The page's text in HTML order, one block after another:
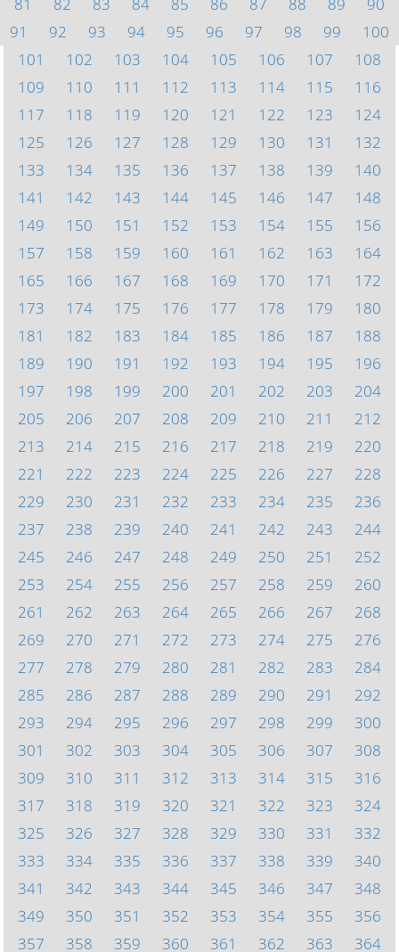
91
92 93 94 95 96 97 98 99
100
101
102 103 104 105 106 107
108
109
110 111 112 113 114 115
116
117
118 119 120 121 122 123
124
125
126 127 128 129 130 131
132
133
134 135 136 137 138 139
140
141
142 143 144 145 146 147
148
149
150 151 152 153 154 155
156
157
158 159 160 161 162 163
164
165
166 167 168 169 170 171
172
173
174 175 176 177 178 179
180
181
182 183 184 185 186 187
188
189
190 191 192 193 194 195
196
197
198 199 200 201 202 203
204
205
206 207 208 209 210 211
212
213
214 215 216 217 218 219
220
221
222 223 224 225 226 227
228
229
230 231 232 233 234 235
236
237
238 239 240 241 242 243
244
245
246 247 248 249 250 251
252
253
254 255 256 257 258 259
260
261
262 263 264 265 266 267
268
269
270 271 272 273 274 275
276
277
278 279 280 281 282 283
284
285
286 287 288 289 290 291
292
293
294 295 296 297 298 299
300
301
302 303 304 305 306 307
308
309
310 311 312 313 314 315
316
317
318 319 320 321 322 323
324
325
326 327 328 329 330 331
332
333
334 335 336 337 338 339
340
341
342 343 344 345 346 347
348
349
350 351 352 353 354 355
356
357
358 359 360 361 362 363 364